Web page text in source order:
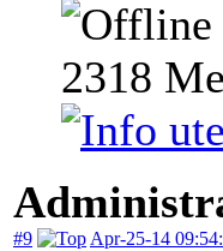
2318
#9 Apr-25-14